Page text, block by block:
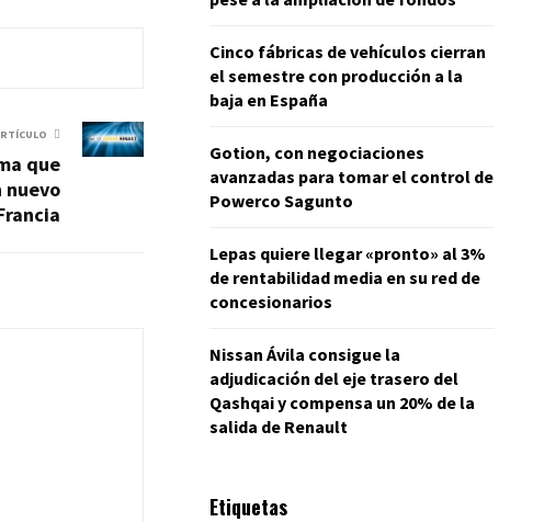
que
nuevo
Cinco fábricas de vehículos cierran
el semestre con producción a la
baja en España
Gotion, con negociaciones
avanzadas para tomar el control de
Powerco Sagunto
Lepas quiere llegar «pronto» al 3%
de rentabilidad media en su red de
concesionarios
Nissan Ávila consigue la
adjudicación del eje trasero del
Qashqai y compensa un 20% de la
salida de Renault
Etiquetas